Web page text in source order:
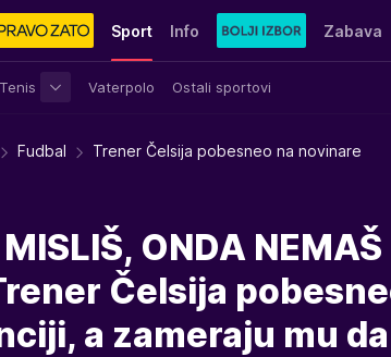
Sport
Tenis Vaterpolo Ostali sportovi
Info Zabava
Fudbal Trener Čelsija pobesneo na novinare
ONDA
Čelsija
a zameraju mu da